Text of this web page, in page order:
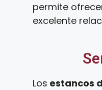
permite
excelente
Los estancos